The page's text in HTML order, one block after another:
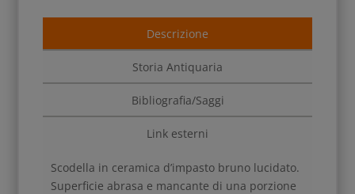
Descrizione
Storia Antiquaria
Bibliografia/Saggi
Link esterni
Scodella in ceramica d’impasto bruno lucidato.
Superficie abrasa e mancante di una porzione